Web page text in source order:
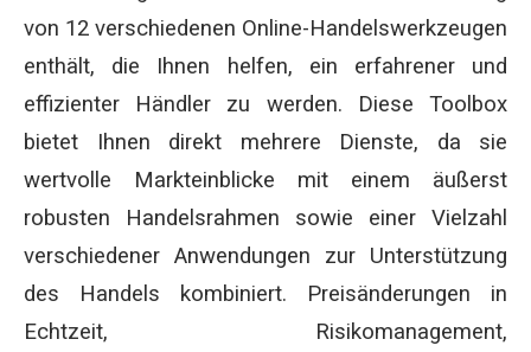
von 12 verschiedenen Online-Handelswerkzeugen
enthält, die Ihnen helfen, ein erfahrener und
effizienter Händler zu werden. Diese Toolbox
bietet Ihnen direkt mehrere Dienste, da sie
wertvolle Markteinblicke mit einem äußerst
robusten Handelsrahmen sowie einer Vielzahl
verschiedener Anwendungen zur Unterstützung
des Handels kombiniert. Preisänderungen in
Echtzeit, Risikomanagement,